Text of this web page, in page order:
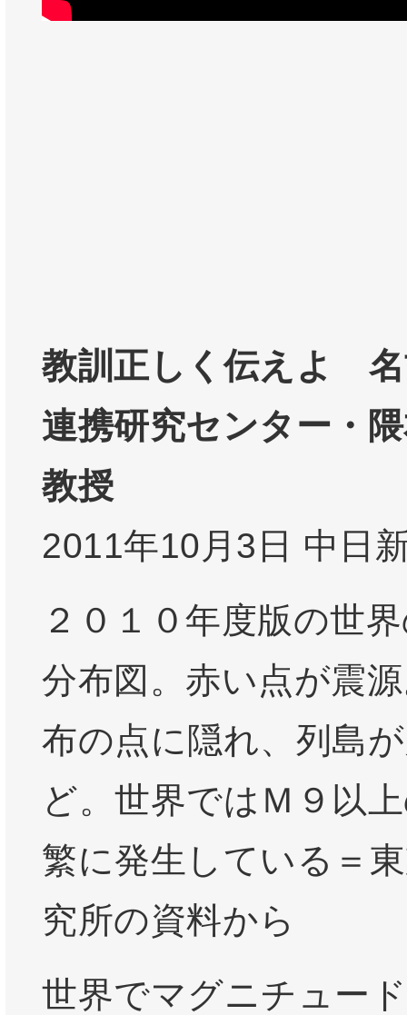
教訓正しく伝えよ 名
連携研究センター・
教授
2011年10月3日 中日
２０１０年度版の世
分布図。赤い点が震
布の点に隠れ、列島
ど。世界ではＭ９以
繁に発生している＝
究所の資料から
世界でマグニチュー